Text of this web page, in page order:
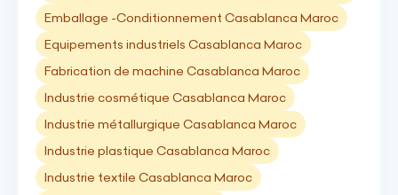
Emballage -Conditionnement Casablanca Maroc
Equipements industriels Casablanca Maroc
Fabrication de machine Casablanca Maroc
Industrie cosmétique Casablanca Maroc
Industrie métallurgique Casablanca Maroc
Industrie plastique Casablanca Maroc
Industrie textile Casablanca Maroc